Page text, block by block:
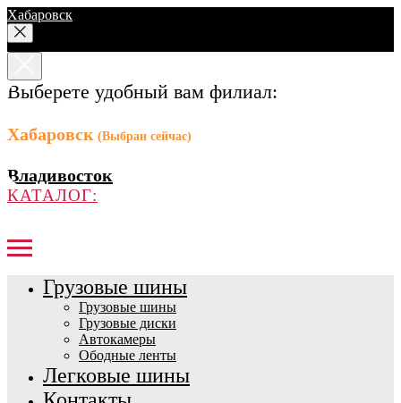
Хабаровск
Выберете удобный вам филиал:
Хабаровск (Выбран сейчас)
Владивосток
КАТАЛОГ:
Грузовые шины
Грузовые шины
Грузовые диски
Автокамеры
Ободные ленты
Легковые шины